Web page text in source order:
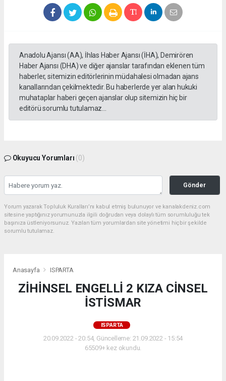
Anadolu Ajansı (AA), İhlas Haber Ajansı (İHA), Demirören
Haber Ajansı (DHA) ve diğer ajanslar tarafından eklenen tüm
haberler, sitemizin editörlerinin müdahalesi olmadan ajans
kanallarından çekilmektedir. Bu haberlerde yer alan hukuki
muhataplar haberi geçen ajanslar olup sitemizin hiç bir
editörü sorumlu tutulamaz...
Okuyucu Yorumları (0)
Gönder
Yorum yazarak Topluluk Kuralları’nı kabul etmiş bulunuyor ve kanalakdeniz.com
sitesine yaptığınız yorumunuzla ilgili doğrudan veya dolaylı tüm sorumluluğu tek
başınıza üstleniyorsunuz. Yazılan tüm yorumlardan site yönetimi hiçbir şekilde
sorumlu tutulamaz.
Anasayfa ISPARTA
ZİHİNSEL ENGELLİ 2 KIZA CİNSEL
İSTİSMAR
ISPARTA
20.09.2022 - 20:54, Güncelleme: 21.09.2022 - 15:54
65509+ kez okundu.